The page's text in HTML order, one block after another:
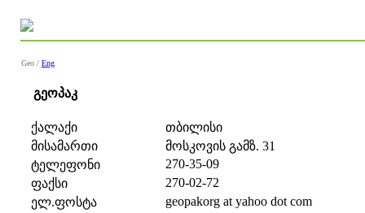
Geo / Eng
გეოპაკ
ქალაქი
თბილისი
მისამართი
მოსკოვის გამზ. 31
ტელეფონი
270-35-09
ფაქსი
270-02-72
ელ.ფოსტა
geopakorg at yahoo dot com